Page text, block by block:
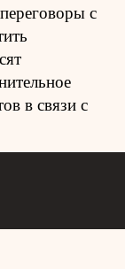
с
в связи с